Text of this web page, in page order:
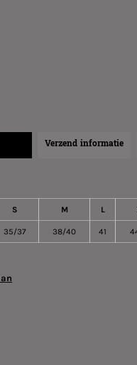
Verzend informatie
S M L
35/37 38/40 41